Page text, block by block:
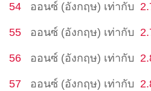
54 ออนซ์ (อังกฤษ) เท่ากับ
55 ออนซ์ (อังกฤษ) เท่ากับ
56 ออนซ์ (อังกฤษ) เท่ากับ
57 ออนซ์ (อังกฤษ) เท่ากับ